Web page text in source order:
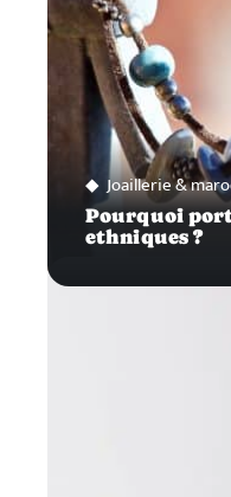
Joaillerie &
Pourquoi
ethniques ?